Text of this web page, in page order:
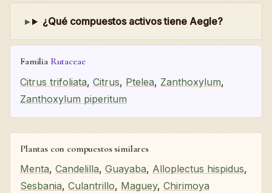
¿Qué compuestos activos tiene Aegle?
Familia Rutaceae
Citrus trifoliata, Citrus, Ptelea, Zanthoxylum,
Zanthoxylum piperitum
Plantas con compuestos similares
Menta, Candelilla, Guayaba, Alloplectus hispidus,
Sesbania, Culantrillo, Maguey, Chirimoya